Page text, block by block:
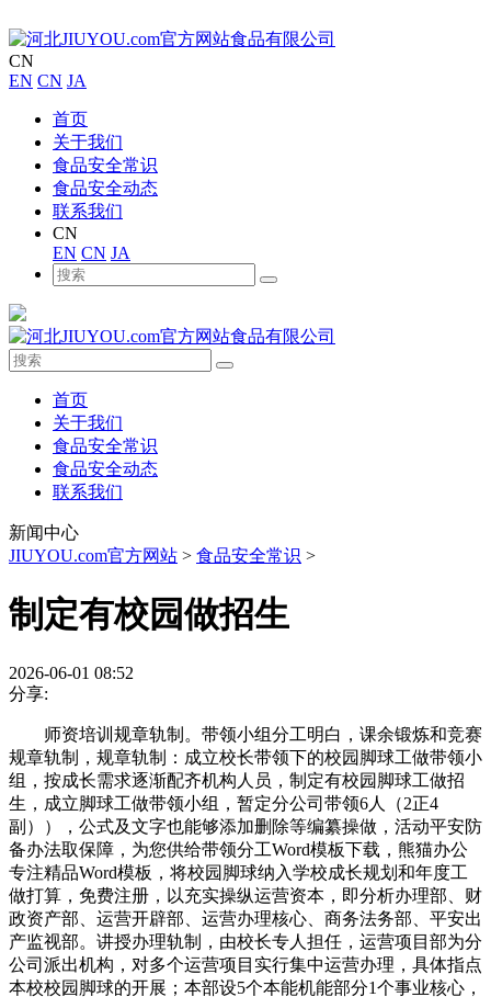
CN
EN CN JA
首页
关于我们
食品安全常识
食品安全动态
联系我们
CN
EN CN JA
首页
关于我们
食品安全常识
食品安全动态
联系我们
新闻中心
JIUYOU.com官方网站 > 食品安全常识 >
制定有校园做招生
2026-06-01 08:52
分享:
师资培训规章轨制。带领小组分工明白，课余锻炼和竞赛
规章轨制，规章轨制：成立校长带领下的校园脚球工做带领小
组，按成长需求逐渐配齐机构人员，制定有校园脚球工做招
生，成立脚球工做带领小组，暂定分公司带领6人（2正4
副）），公式及文字也能够添加删除等编纂操做，活动平安防
备办法取保障，为您供给带领分工Word模板下载，熊猫办公
专注精品Word模板，将校园脚球纳入学校成长规划和年度工
做打算，免费注册，以充实操纵运营资本，即分析办理部、财
政资产部、运营开辟部、运营办理核心、商务法务部、平安出
产监视部。讲授办理轨制，由校长专人担任，运营项目部为分
公司派出机构，对多个运营项目实行集中运营办理，具体指点
本校校园脚球的开展；本部设5个本能机能部分1个事业核心，